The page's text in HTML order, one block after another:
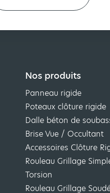
Nos produits
Panneau rigide
Poteaux clôture rigide
Dalle béton de
Brise Vue / Occultant
Accessoires Clôture
Rouleau Grillage
Torsion
Rouleau Grillage